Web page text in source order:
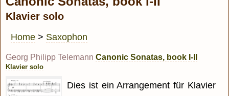
Klavier solo
Home > Saxophon
Georg Philipp Telemann Canonic Sonatas, book I-II
Klavier solo
Dies ist ein Arrangement für Klavier